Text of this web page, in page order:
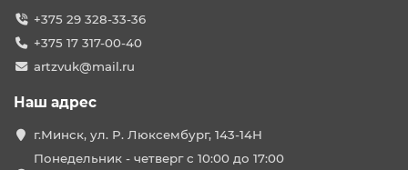
+375 29 328-33-36
+375 17 317-00-40
artzvuk@mail.ru
Наш адрес
г.Минск, ул. Р. Люксембург, 143-14Н
Понедельник - четверг с 10:00 до 17:00